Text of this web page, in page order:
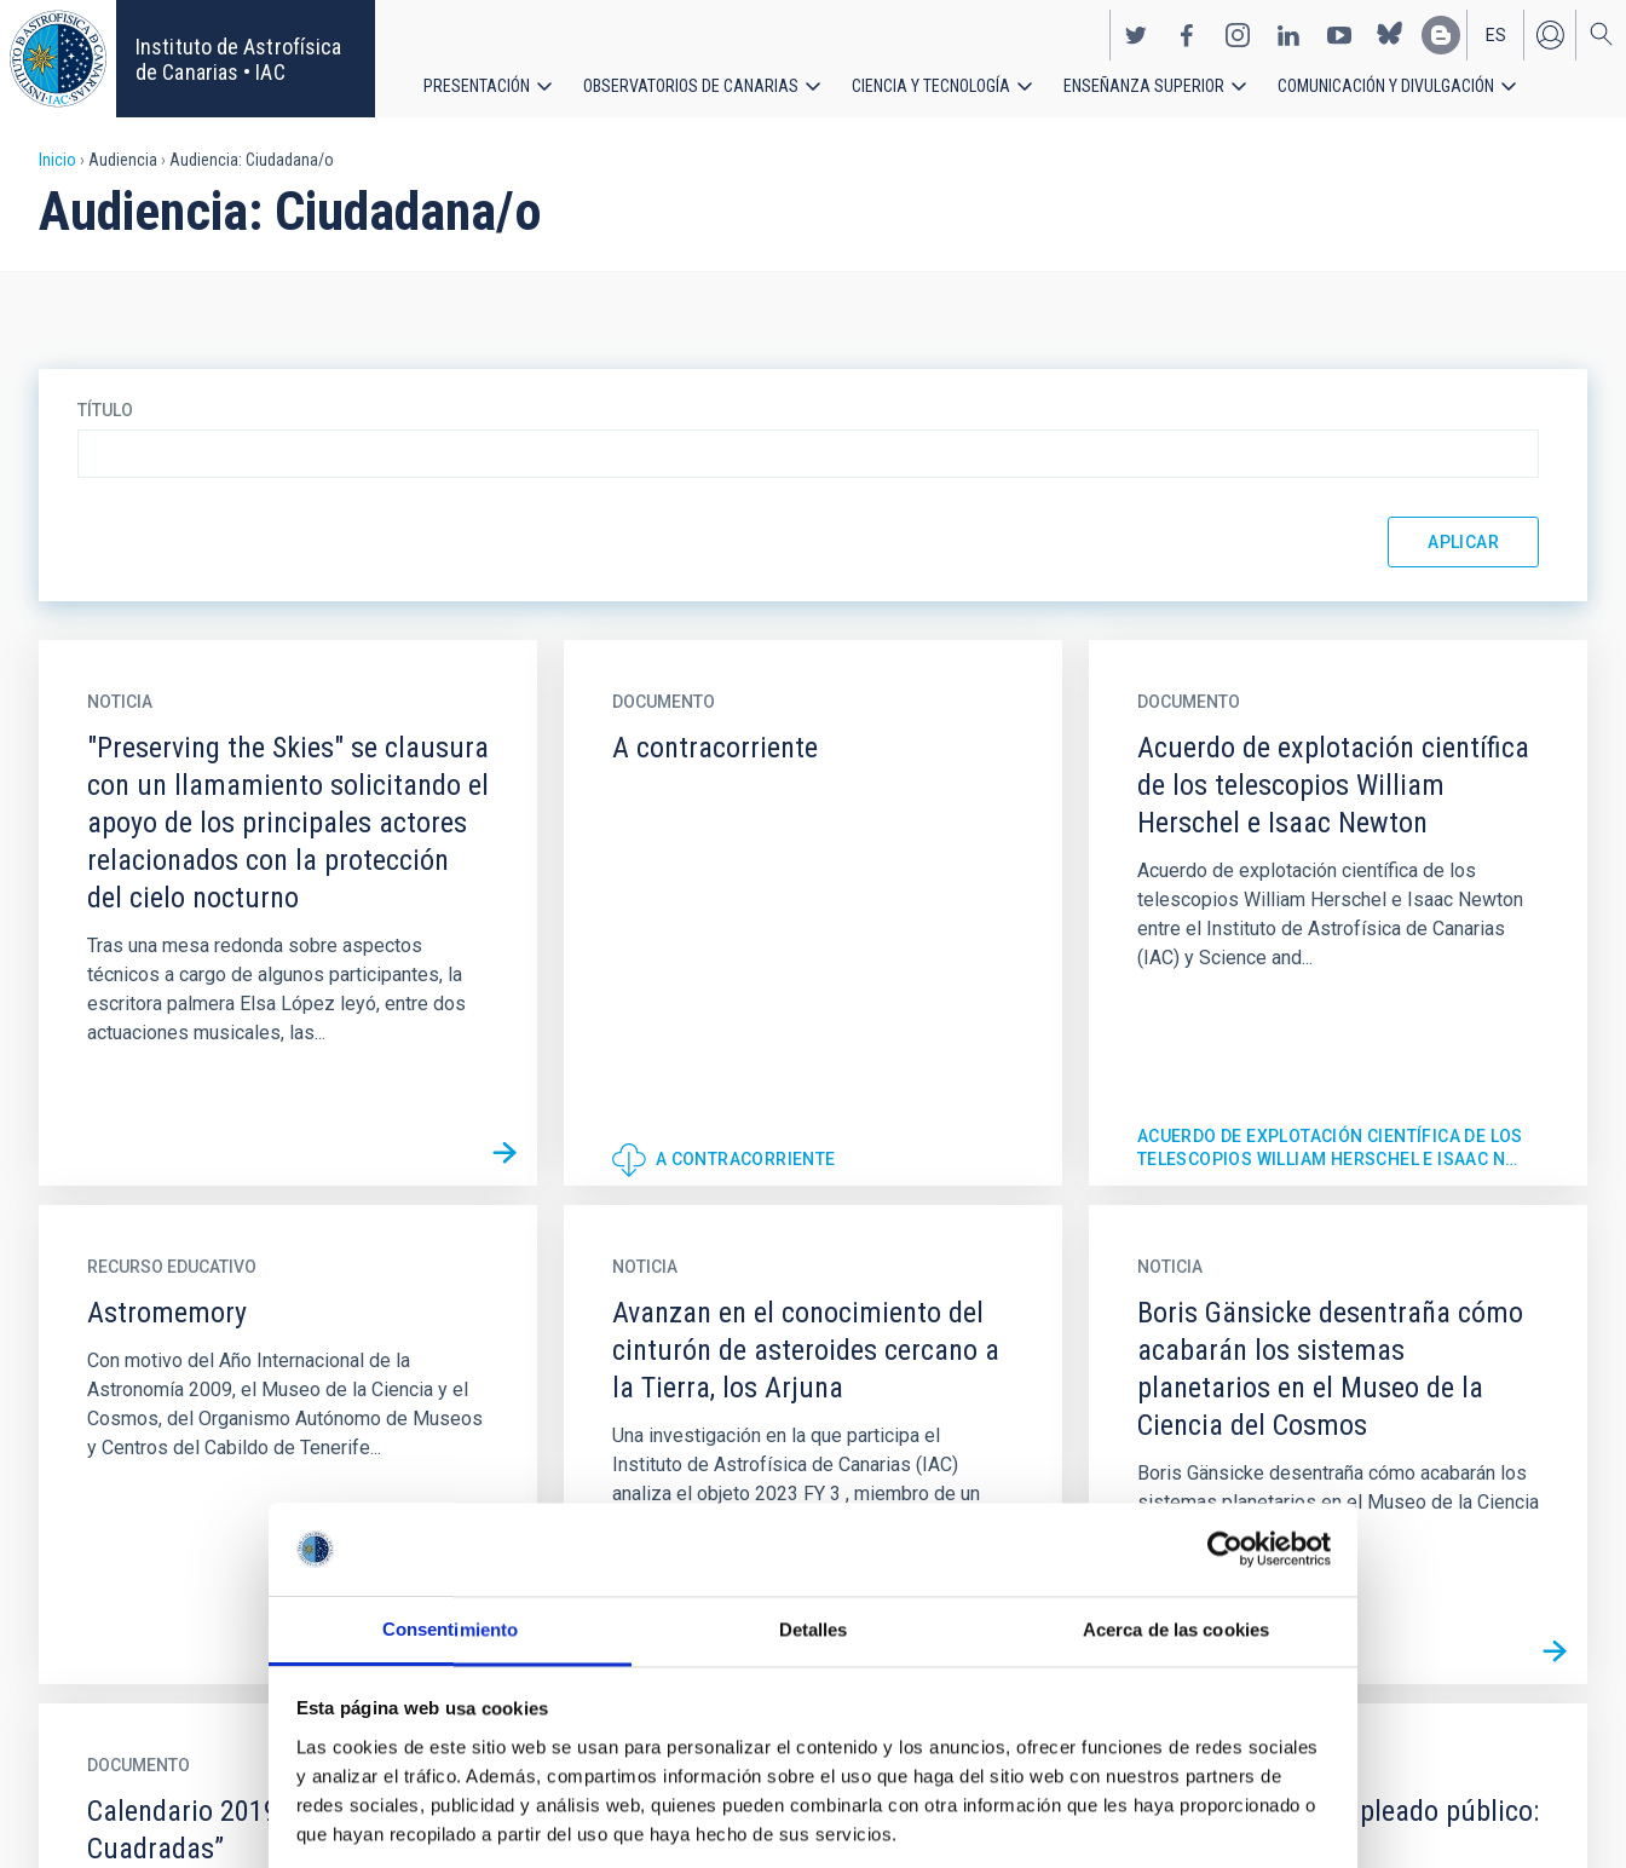
Consentimiento Detalles Acerca de las cookies
Esta página web usa cookies
Las cookies de este sitio web se usan para personalizar el contenido y los anuncios, ofrecer funciones de redes sociales
y analizar el tráfico. Además, compartimos información sobre el uso que haga del sitio web con nuestros partners de
redes sociales, publicidad y análisis web, quienes pueden combinarla con otra información que les haya proporcionado o
que hayan recopilado a partir del uso que haya hecho de sus servicios.
Pasar
al
contenido
principal
Instituto de Astrofísica
de Canarias • IAC
EN
ES
principal
PRESENTACIÓN OBSERVATORIOS DE CANARIAS CIENCIA Y TECNOLOGÍA ENSEÑANZA SUPERIOR COMUNICACIÓN Y DIVULGACIÓN
Sobrescribir
enlaces
Inicio Audiencia Audiencia: Ciudadana/o
Audiencia: Ciudadana/o
TÍTULO
NOTICIA
"Preserving the Skies" se clausura
con un llamamiento solicitando el
apoyo de los principales actores
relacionados con la protección
del cielo nocturno
Tras una mesa redonda sobre aspectos
técnicos a cargo de algunos participantes, la
escritora palmera Elsa López leyó, entre dos
actuaciones musicales, las...
DOCUMENTO
A contracorriente
A CONTRACORRIENTE
DOCUMENTO
Acuerdo de explotación científica
de los telescopios William
Herschel e Isaac Newton
Acuerdo de explotación científica de los
telescopios William Herschel e Isaac Newton
entre el Instituto de Astrofísica de Canarias
(IAC) y Science and...
ACUERDO DE EXPLOTACIÓN CIENTÍFICA DE LOS
TELESCOPIOS WILLIAM HERSCHEL E ISAAC N…
RECURSO EDUCATIVO
Astromemory
Con motivo del Año Internacional de la
Astronomía 2009, el Museo de la Ciencia y el
Cosmos, del Organismo Autónomo de Museos
y Centros del Cabildo de Tenerife...
NOTICIA
Avanzan en el conocimiento del
cinturón de asteroides cercano a
la Tierra, los Arjuna
Una investigación en la que participa el
Instituto de Astrofísica de Canarias (IAC)
analiza el objeto 2023 FY 3 , miembro de un
NOTICIA
Boris Gänsicke desentraña cómo
acabarán los sistemas
planetarios en el Museo de la
Ciencia del Cosmos
Boris Gänsicke desentraña cómo acabarán los
sistemas planetarios en el Museo de la Ciencia
del Cosmos
DOCUMENTO
Calendario 2019 “100 Lunas
Cuadradas”
NOTICIA
Charla pública: «Ondas
gravitacionales. Los sonidos del
Compatibilidad empleado público: